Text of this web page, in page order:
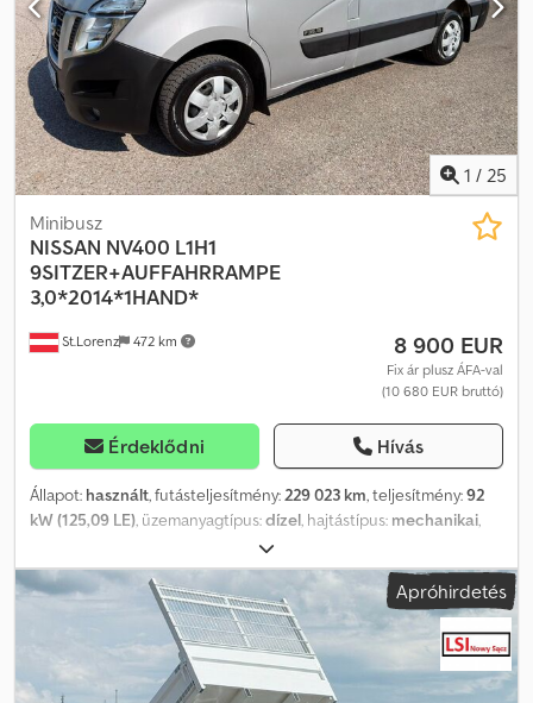
Használt személygépkocsi, kb. 185 000 km futással. 2,3 literes,
négyhengeres motor, 140 kW teljesítménnyel. Gumiabroncsok
állapota: 75%. Vonóhorog – 3500 kg teherbírás. Djdpfxszr H T Sj
Aldewa Alumíniumból készült raktér-betét.
1 / 25
St.Lorenz 472 km
Minibusz
NISSAN NV400 L1H1
9SITZER+AUFFAHRRAMPE
3,0*2014*1HAND*
8 900 EUR
Fix ár plusz ÁFA-val
(10 680 EUR bruttó)
Érdeklődni Hívás
Állapot: használt, futásteljesítmény:229 023 km, teljesítmény:92
kW (125,09 LE), üzemanyagtípus:dízel, hajtástípus: mechanikai,
07/2014
07/2026, kibocsátási osztály:Euro 5, szín:szürke, ülések száma:9,
Felszereltség:
ABS, elektronikus stabilitásprogram (ESP),
immobilizerrendszer, koromszűrő, központi zár,
légkondicionálás, * Nissan NV400 Kombi, 9 üléses, rámpával
(akadálymentesített) * Első tulajdonos, osztrák jármű * Euro 5b *
Saját tömeg: 2113 kg – Össztömeg: 2980 kg * Vonókapacitás: 2500
Apróhirdetés